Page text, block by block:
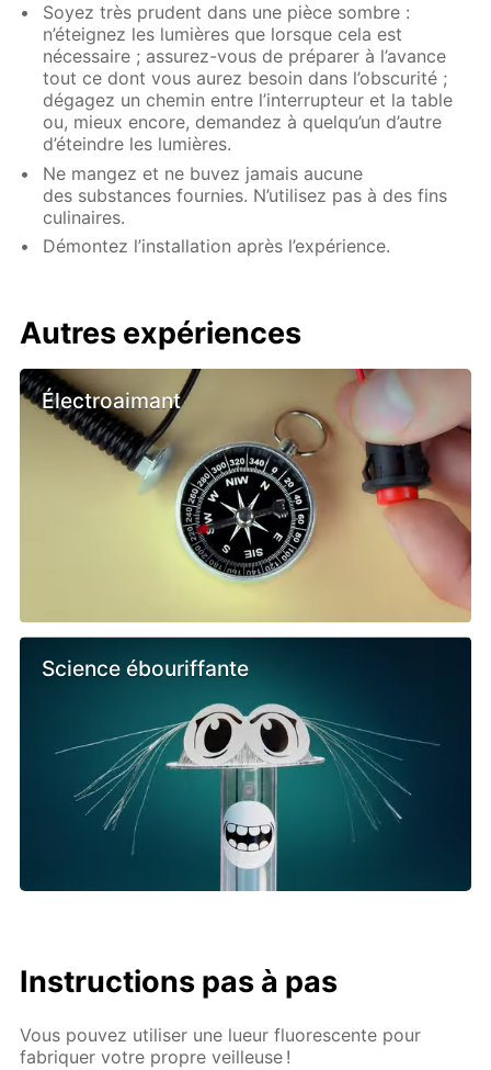
Soyez très prudent dans une pièce sombre :
n’éteignez les lumières que lorsque cela est
nécessaire ; assurez-vous de préparer à l’avance
tout ce dont vous aurez besoin dans l’obscurité ;
dégagez un chemin entre l’interrupteur et la table
ou, mieux encore, demandez à quelqu’un d’autre
d’éteindre les lumières.
Ne mangez et ne buvez jamais aucune
des substances fournies. N’utilisez pas à des fins
culinaires.
Démontez l’installation après l’expérience.
Autres expériences
Électroaimant
Science ébouriffante
Instructions pas à pas
Vous pouvez utiliser une lueur fluorescente pour
fabriquer votre propre veilleuse !